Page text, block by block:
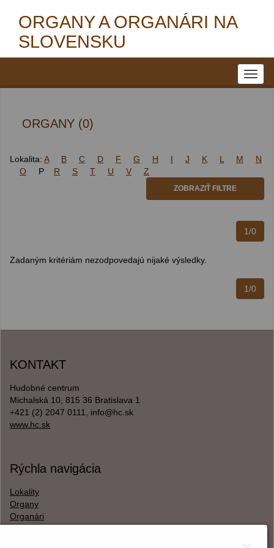
ORGANY A ORGANÁRI NA
SLOVENSKU
ORGANY (0)
Lokalita: A B C D F G H I J K L M
N
O P R S T U V Z
ZOBRAZIŤ FILTRE
1/0
Zadaným kritériám nezodpovedajú nijaké výsledky.
1/0
KONTAKT
Hudobné centrum
Michalská 10, 815 36 Bratislava 1
+421 (2) 2047 0111, info@hc.sk
www.hc.sk
Rýchla navigácia
Lokality
Organy
Organári